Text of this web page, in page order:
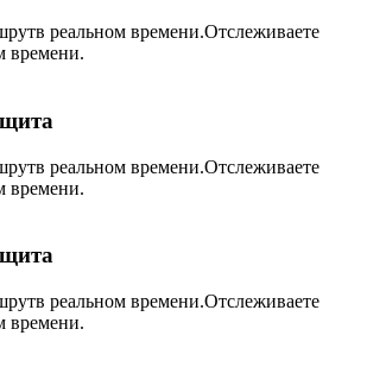
реальном времени.Отслеживаете
времени.
реальном времени.Отслеживаете
времени.
реальном времени.Отслеживаете
времени.